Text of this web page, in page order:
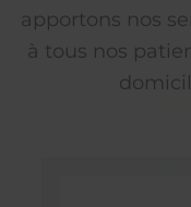
apportons nos
à tous nos